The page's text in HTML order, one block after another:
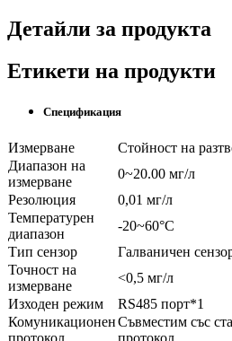
Детайли за продукта
Етикети на продукти
Спецификация
Измерване
Стойност на
Диапазон на
измерване
0~20.00 мг/л
Резолюция
0,01 мг/л
Температурен
диапазон
-20~60°C
Тип сензор
Галваничен
Точност на
измерване
<0,5 мг/л
Изходен режим
RS485 порт*1
КомуникационенСъвместим със